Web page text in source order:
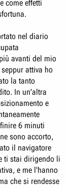
come effetti
nel diario
avanti del mio
attiva ho
la tanto
In un'altra
e
6 minuti
sono accorto,
il navigatore
ti stai dirigendo li
e me l'hanno
che si rendesse